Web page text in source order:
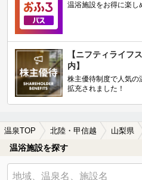
温浴施設をお得に楽し
【ニフティライフ
内】
株主優待制度で人気の
拡充されました！
温泉TOP 北陸・甲信越 山梨県
温浴施設を探す